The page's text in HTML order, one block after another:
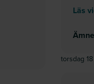
Läs
Ämne
torsdag